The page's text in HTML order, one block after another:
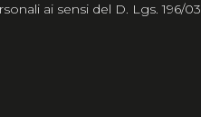
ai sensi del D. Lgs. 196/03